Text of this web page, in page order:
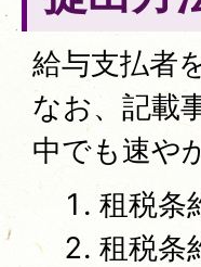
給与支払者
なお、記載
中でも速や
租税条
租税条